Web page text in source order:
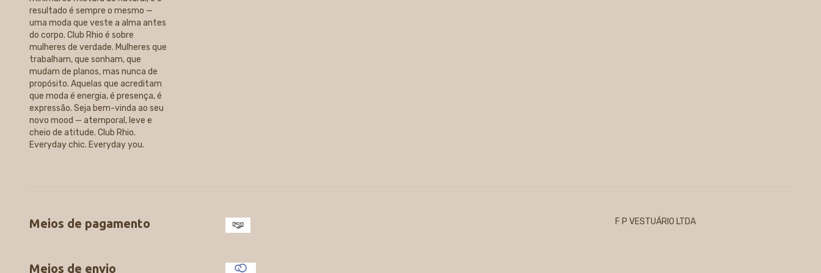
resultado é sempre o mesmo —
uma moda que veste a alma antes
do corpo. Club Rhio é sobre
mulheres de verdade. Mulheres que
trabalham, que sonham, que
mudam de planos, mas nunca de
propósito. Aquelas que acreditam
que moda é energia, é presença, é
expressão. Seja bem-vinda ao seu
novo mood — atemporal, leve e
cheio de atitude. Club Rhio.
Everyday chic. Everyday you.
Meios de pagamento
Meios de envio
F P VESTUÁRIO LTDA